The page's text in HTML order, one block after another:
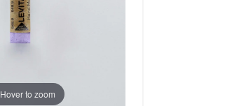
Hover to zoom